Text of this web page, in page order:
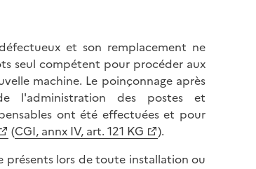
et son remplacement ne
seul compétent pour procéder aux
machine. Le poinçonnage après
l'administration des postes et
ont été effectuées et pour
(CGI, annx IV, art. 121 KG
).
présents lors de toute installation ou